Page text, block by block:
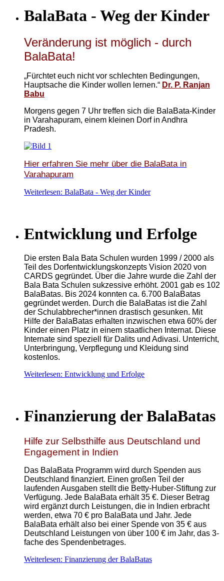
BalaBata - Weg der Kinder
Veränderung ist möglich - durch
BalaBata!
„Fürchtet euch nicht vor schlechten Bedingungen,
Hauptsache die Kinder wollen lernen.“ Dr. P. Ranjan
Babu
Morgens gegen 7 Uhr treffen sich die BalaBata-Kinder
in Varahapuram, einem kleinen Dorf in Andhra
Pradesh.
Hier erfahren Sie mehr über die BalaBata in
Varahapuram
Weiterlesen: BalaBata - Weg der Kinder
Entwicklung und Erfolge
Die ersten Bala Bata Schulen wurden 1999 / 2000 als
Teil des Dorfentwicklungskonzepts Vision 2020 von
CARDS gegründet. Über die Jahre wurde die Zahl der
Bala Bata Schulen sukzessive erhöht. 2001 gab es 102
BalaBatas. Bis 2024 konnten ca. 6.700 BalaBatas
gegründet werden. Durch die BalaBatas ist die Zahl
der Schulabbrecher*innen drastisch gesunken. Mit
Hilfe der BalaBatas erhalten inzwischen etwa 60% der
Kinder einen Platz in einem staatlichen Internat. Diese
Internate sind speziell für Dalits und Adivasi. Unterricht,
Unterbringung, Verpflegung und Kleidung sind
kostenlos.
Weiterlesen: Entwicklung und Erfolge
Finanzierung der BalaBatas
Hilfe zur Selbsthilfe aus Deutschland und
Engagement in Indien
Das BalaBata Programm wird durch Spenden aus
Deutschland finanziert. Einen großen Teil der
laufenden Ausgaben stellt die Betty-Huber-Stiftung zur
Verfügung. Jede BalaBata erhält 35 €. Dieser Betrag
wird ergänzt durch Leistungen, die in Indien erbracht
werden, etwa 70 € pro BalaBata und Jahr. Jede
BalaBata erhält also bei einer Spende von 35 € aus
Deutschland Leistungen von über 100 € im Jahr, das 3-
fache des Spendenbetrages.
Weiterlesen: Finanzierung der BalaBatas